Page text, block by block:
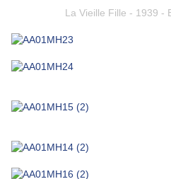
La Vieille Fille - 1939 -